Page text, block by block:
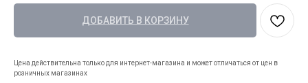
ДОБАВИТЬ В КОРЗИНУ
Цена действительна только для интернет-магазина и может отличаться от цен в
розничных магазинах